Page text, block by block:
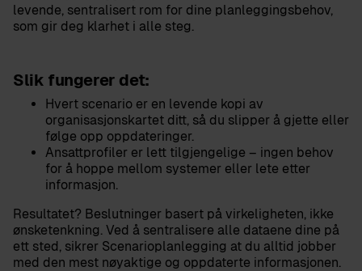
levende, sentralisert rom for dine planleggingsbehov,
som gir deg klarhet i alle steg.
Slik fungerer det:
Hvert scenario er en levende kopi av
organisasjonskartet ditt, så du slipper å gjette eller
følge opp oppdateringer.
Ansattprofiler er lett tilgjengelige – ingen behov
for å hoppe mellom systemer eller lete etter
informasjon.
Resultatet? Beslutninger basert på virkeligheten, ikke
ønsketenkning. Ved å sentralisere alle dataene dine på
ett sted, sikrer Scenarioplanlegging at du alltid jobber
med den mest nøyaktige og oppdaterte informasjonen.